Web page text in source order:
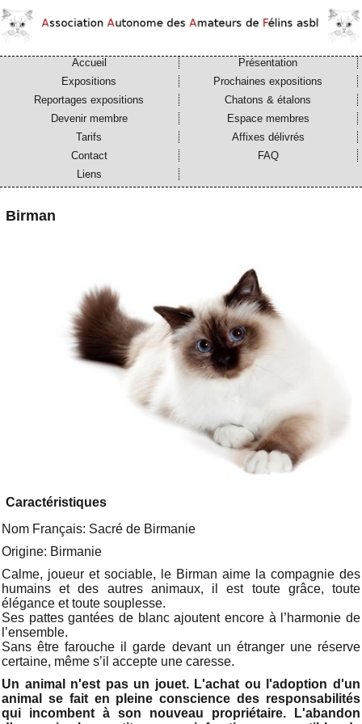
Accueil
Présentation
Expositions
Prochaines expositions
Reportages expositions
Chatons & étalons
Devenir membre
Espace membres
Tarifs
Affixes délivrés
Contact
FAQ
Liens
Birman
Caractéristiques
Nom Français: Sacré de Birmanie
Origine: Birmanie
Calme, joueur et sociable, le Birman aime la compagnie des
humains et des autres animaux, il est toute grâce, toute
élégance et toute souplesse.
Ses pattes gantées de blanc ajoutent encore à l’harmonie de
l’ensemble.
Sans être farouche il garde devant un étranger une réserve
certaine, même s’il accepte une caresse.
Un animal n'est pas un jouet. L'achat ou l'adoption d'un
animal se fait en pleine conscience des responsabilités
qui incombent à son nouveau propriétaire. L'abandon